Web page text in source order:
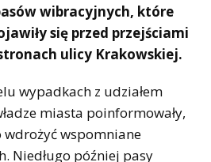
wibracyjnych, które
się przed przejściami
ulicy Krakowskiej.
wypadkach z udziałem
miasta poinformowały,
wspomniane
Niedługo później pasy